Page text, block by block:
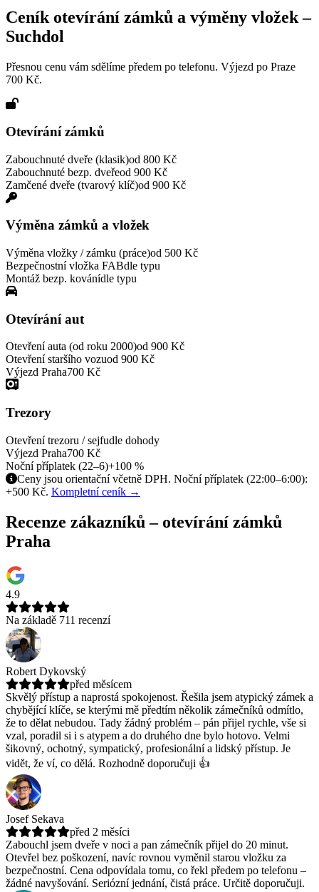
Ceník otevírání zámků a výměny vložek –
Suchdol
Přesnou cenu vám sdělíme předem po telefonu. Výjezd po Praze
700 Kč.
Otevírání zámků
Zabouchnuté dveře (klasik)od 800 Kč
Zabouchnuté bezp. dveřeod 900 Kč
Zamčené dveře (tvarový klíč)od 900 Kč
Výměna zámků a vložek
Výměna vložky / zámku (práce)od 500 Kč
Bezpečnostní vložka FABdle typu
Montáž bezp. kovánídle typu
Otevírání aut
Otevření auta (od roku 2000)od 900 Kč
Otevření staršího vozuod 900 Kč
Výjezd Praha700 Kč
Trezory
Otevření trezoru / sejfudle dohody
Výjezd Praha700 Kč
Noční příplatek (22–6)+100 %
Ceny jsou orientační včetně DPH. Noční příplatek (22:00–6:00):
+500 Kč. Kompletní ceník →
Recenze zákazníků – otevírání zámků
Praha
4.9
Na základě 711 recenzí
Robert Dykovský
před měsícem
Skvělý přístup a naprostá spokojenost. Řešila jsem atypický zámek a
chybějící klíče, se kterými mě předtím několik zámečníků odmítlo,
že to dělat nebudou. Tady žádný problém – pán přijel rychle, vše si
vzal, poradil si i s atypem a do druhého dne bylo hotovo. Velmi
šikovný, ochotný, sympatický, profesionální a lidský přístup. Je
vidět, že ví, co dělá. Rozhodně doporučuji 👍
Josef Sekava
před 2 měsíci
Zabouchl jsem dveře v noci a pan zámečník přijel do 20 minut.
Otevřel bez poškození, navíc rovnou vyměnil starou vložku za
bezpečnostní. Cena odpovídala tomu, co řekl předem po telefonu –
žádné navyšování. Seriózní jednání, čistá práce. Určitě doporučuji.